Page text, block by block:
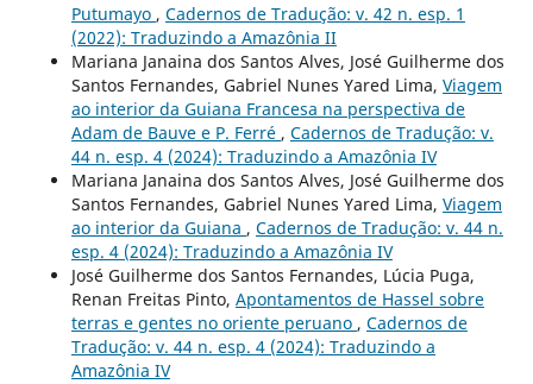
Putumayo , Cadernos de Tradução: v. 42 n. esp. 1
(2022): Traduzindo a Amazônia II
Mariana Janaina dos Santos Alves, José Guilherme dos
Santos Fernandes, Gabriel Nunes Yared Lima, Viagem
ao interior da Guiana Francesa na perspectiva de
Adam de Bauve e P. Ferré , Cadernos de Tradução: v.
44 n. esp. 4 (2024): Traduzindo a Amazônia IV
Mariana Janaina dos Santos Alves, José Guilherme dos
Santos Fernandes, Gabriel Nunes Yared Lima, Viagem
ao interior da Guiana , Cadernos de Tradução: v. 44 n.
esp. 4 (2024): Traduzindo a Amazônia IV
José Guilherme dos Santos Fernandes, Lúcia Puga,
Renan Freitas Pinto, Apontamentos de Hassel sobre
terras e gentes no oriente peruano , Cadernos de
Tradução: v. 44 n. esp. 4 (2024): Traduzindo a
Amazônia IV